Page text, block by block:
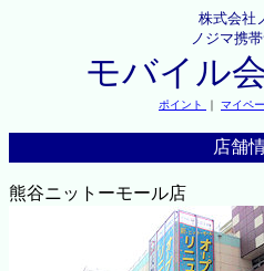
株式会社
ノジマ携
モバイル
ポイント ｜ マイペ
店舗
熊谷ニットーモール店